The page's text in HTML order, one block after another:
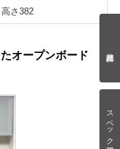
スペック情報
さ382
オープンボード